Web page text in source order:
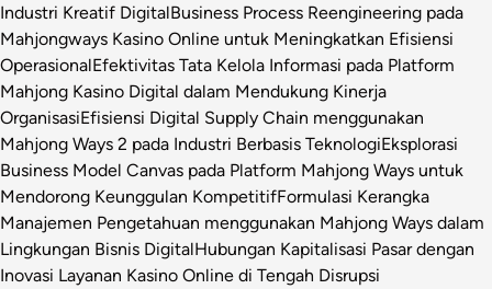
Industri Kreatif DigitalBusiness Process Reengineering pada
Mahjongways Kasino Online untuk Meningkatkan Efisiensi
OperasionalEfektivitas Tata Kelola Informasi pada Platform
Mahjong Kasino Digital dalam Mendukung Kinerja
OrganisasiEfisiensi Digital Supply Chain menggunakan
Mahjong Ways 2 pada Industri Berbasis TeknologiEksplorasi
Business Model Canvas pada Platform Mahjong Ways untuk
Mendorong Keunggulan KompetitifFormulasi Kerangka
Manajemen Pengetahuan menggunakan Mahjong Ways dalam
Lingkungan Bisnis DigitalHubungan Kapitalisasi Pasar dengan
Inovasi Layanan Kasino Online di Tengah Disrupsi